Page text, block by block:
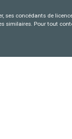
ses concédants de
similaires. Pour tout